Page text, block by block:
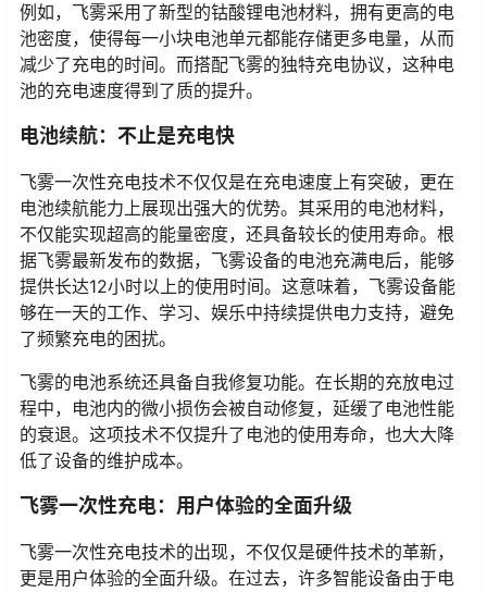
例如，飞雾采用了新型的钴酸锂电池材料，拥有更高的电
池密度，使得每一小块电池单元都能存储更多电量，从而
减少了充电的时间。而搭配飞雾的独特充电协议，这种电
池的充电速度得到了质的提升。
电池续航：不止是充电快
飞雾一次性充电技术不仅仅是在充电速度上有突破，更在
电池续航能力上展现出强大的优势。其采用的电池材料，
不仅能实现超高的能量密度，还具备较长的使用寿命。根
据飞雾最新发布的数据，飞雾设备的电池充满电后，能够
提供长达12小时以上的使用时间。这意味着，飞雾设备能
够在一天的工作、学习、娱乐中持续提供电力支持，避免
了频繁充电的困扰。
飞雾的电池系统还具备自我修复功能。在长期的充放电过
程中，电池内的微小损伤会被自动修复，延缓了电池性能
的衰退。这项技术不仅提升了电池的使用寿命，也大大降
低了设备的维护成本。
飞雾一次性充电：用户体验的全面升级
飞雾一次性充电技术的出现，不仅仅是硬件技术的革新，
更是用户体验的全面升级。在过去，许多智能设备由于电